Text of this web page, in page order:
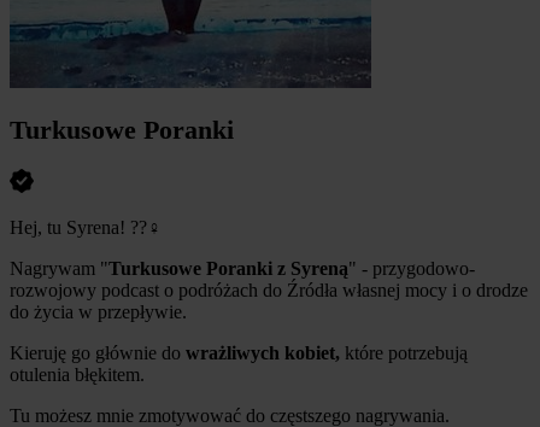
Turkusowe Poranki
Hej, tu Syrena! ??‍♀️
Nagrywam "Turkusowe Poranki z Syreną" - przygodowo-
rozwojowy podcast o podróżach do Źródła własnej mocy i o drodze
do życia w przepływie.
Kieruję go głównie do wrażliwych kobiet, które potrzebują
otulenia błękitem.
Tu możesz mnie zmotywować do częstszego nagrywania.